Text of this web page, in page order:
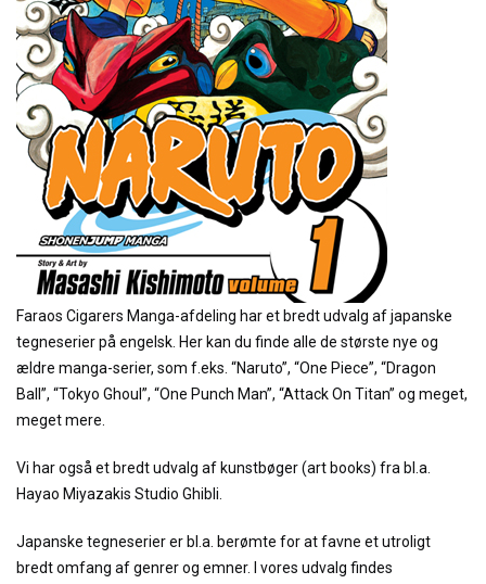
Faraos Cigarers Manga-afdeling har et bredt udvalg af japanske
tegneserier på engelsk. Her kan du finde alle de største nye og
ældre manga-serier, som f.eks. “Naruto”, “One Piece”, “Dragon
Ball”, “Tokyo Ghoul”, “One Punch Man”, “Attack On Titan” og meget,
meget mere.
Vi har også et bredt udvalg af kunstbøger (art books) fra bl.a.
Hayao Miyazakis Studio Ghibli.
Japanske tegneserier er bl.a. berømte for at favne et utroligt
bredt omfang af genrer og emner. I vores udvalg findes